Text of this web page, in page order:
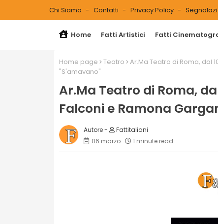
Chi Siamo Contatti Privacy Policy
Home Fatti Artistici Fatti
Home page Teatro
Ar.Ma Teatro di Roma, dal
"S'amavano"
Ar.Ma Teatro di Roma,
Falconi e Ramona
Fattitaliani
06 marzo
1 minute read